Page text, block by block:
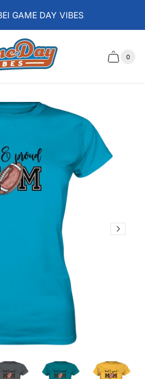
GAME DAY VIBES
Laden-
Logo
0